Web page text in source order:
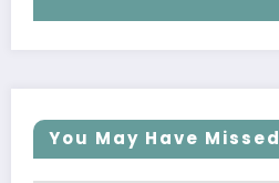
You May Have Missed